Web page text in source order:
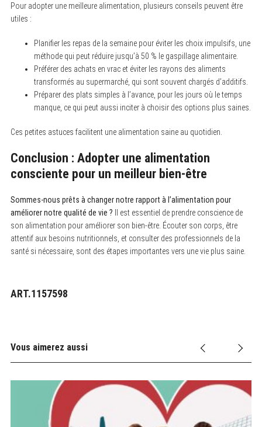
Pour adopter une meilleure alimentation, plusieurs conseils peuvent être
utiles :
Planifier les repas de la semaine pour éviter les choix impulsifs, une
méthode qui peut réduire jusqu’à 50 % le gaspillage alimentaire.
Préférer des achats en vrac et éviter les rayons des aliments
transformés au supermarché, qui sont souvent chargés d’additifs.
Préparer des plats simples à l’avance, pour les jours où le temps
manque, ce qui peut aussi inciter à choisir des options plus saines.
Ces petites astuces facilitent une alimentation saine au quotidien.
Conclusion : Adopter une alimentation
consciente pour un meilleur bien-être
Sommes-nous prêts à changer notre rapport à l’alimentation pour
améliorer notre qualité de vie ? Il est essentiel de prendre conscience de
son alimentation pour améliorer son bien-être. Écouter son corps, être
attentif aux besoins nutritionnels, et consulter des professionnels de la
santé si nécessaire, sont des étapes importantes vers une vie plus saine.
ART.1157598
Vous aimerez aussi